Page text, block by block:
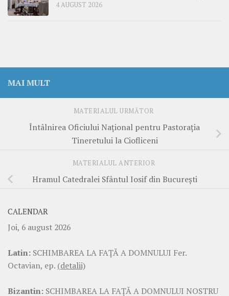
4 AUGUST 2026
MAI MULT
MATERIALUL URMĂTOR
Întâlnirea Oficiului Național pentru Pastorația
Tineretului la Ciofliceni
MATERIALUL ANTERIOR
Hramul Catedralei Sfântul Iosif din București
CALENDAR
Joi, 6 august 2026
Latin: SCHIMBAREA LA FAŢĂ A DOMNULUI Fer.
Octavian, ep. (detalii)
Bizantin: SCHIMBAREA LA FAŢĂ A DOMNULUI NOSTRU